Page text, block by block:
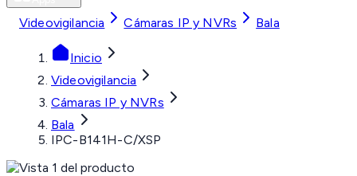
Videovigilancia Cámaras IP y NVRs Bala
Inicio
Videovigilancia
Cámaras IP y NVRs
Bala
IPC-B141H-C/XSP